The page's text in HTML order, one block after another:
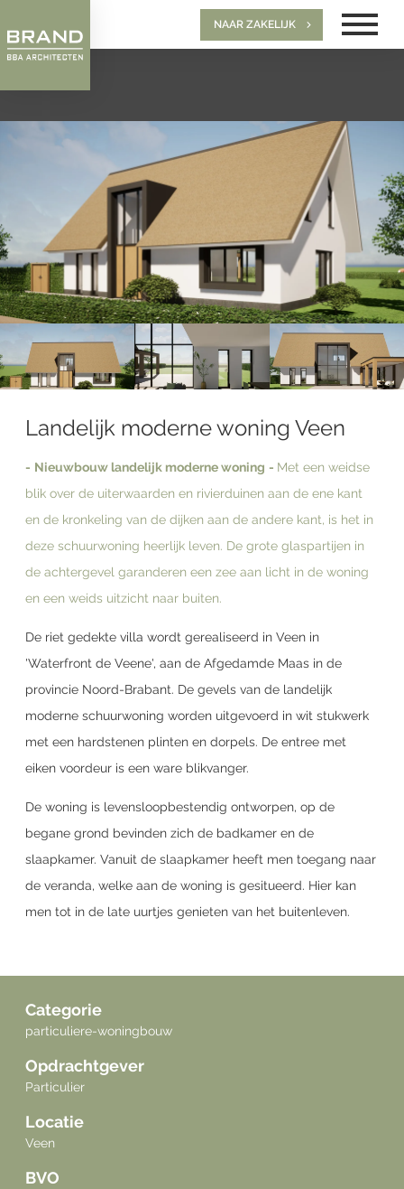
NAAR ZAKELIJK
Landelijk moderne woning Veen
- Nieuwbouw landelijk moderne woning - Met een weidse
blik over de uiterwaarden en rivierduinen aan de ene kant
en de kronkeling van de dijken aan de andere kant, is het in
deze schuurwoning heerlijk leven. De grote glaspartijen in
de achtergevel garanderen een zee aan licht in de woning
en een weids uitzicht naar buiten.
De riet gedekte villa wordt gerealiseerd in Veen in
'Waterfront de Veene', aan de Afgedamde Maas in de
provincie Noord-Brabant. De gevels van de landelijk
moderne schuurwoning worden uitgevoerd in wit stukwerk
met een hardstenen plinten en dorpels. De entree met
eiken voordeur is een ware blikvanger.
De woning is levensloopbestendig ontworpen, op de
begane grond bevinden zich de badkamer en de
slaapkamer. Vanuit de slaapkamer heeft men toegang naar
de veranda, welke aan de woning is gesitueerd. Hier kan
men tot in de late uurtjes genieten van het buitenleven.
Categorie
particuliere-woningbouw
Opdrachtgever
Particulier
Locatie
Veen
BVO